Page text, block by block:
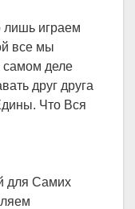
лишь играем
все мы
самом деле
друг друга
Что Вся
для Самих